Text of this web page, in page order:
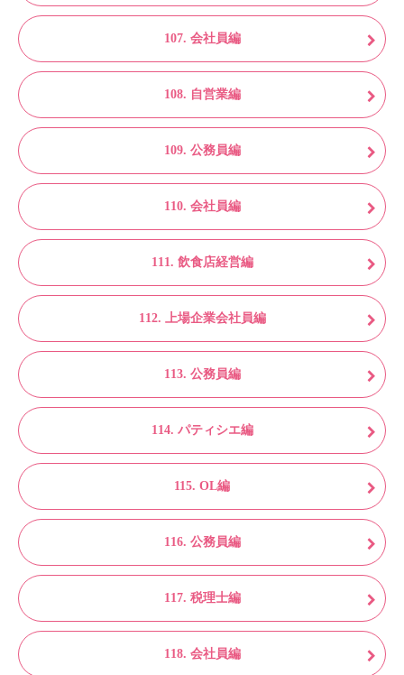
107. 会社員編
108. 自営業編
109. 公務員編
110. 会社員編
111. 飲食店経営編
112. 上場企業会社員編
113. 公務員編
114. パティシエ編
115. OL編
116. 公務員編
117. 税理士編
118. 会社員編